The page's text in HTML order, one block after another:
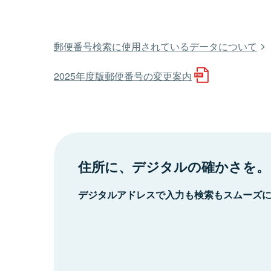
郵便番号検索に使用されているデータについて
2025年度版郵便番号の変更案内
住所に、デジタルの確かさを。
デジタルアドレスで入力も検索もスムーズ